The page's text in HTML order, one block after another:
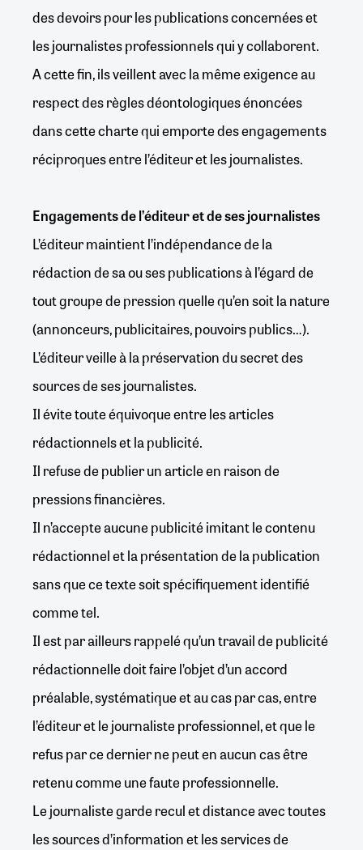
des devoirs pour les publications concernées et
les journalistes professionnels qui y collaborent.
A cette fin, ils veillent avec la même exigence au
respect des règles déontologiques énoncées
dans cette charte qui emporte des engagements
réciproques entre l’éditeur et les journalistes.
Engagements de l’éditeur et de ses journalistes
L’éditeur maintient l’indépendance de la
rédaction de sa ou ses publications à l’égard de
tout groupe de pression quelle qu’en soit la nature
(annonceurs, publicitaires, pouvoirs publics…).
L’éditeur veille à la préservation du secret des
sources de ses journalistes.
Il évite toute équivoque entre les articles
rédactionnels et la publicité.
Il refuse de publier un article en raison de
pressions financières.
Il n’accepte aucune publicité imitant le contenu
rédactionnel et la présentation de la publication
sans que ce texte soit spécifiquement identifié
comme tel.
Il est par ailleurs rappelé qu’un travail de publicité
rédactionnelle doit faire l’objet d’un accord
préalable, systématique et au cas par cas, entre
l’éditeur et le journaliste professionnel, et que le
refus par ce dernier ne peut en aucun cas être
retenu comme une faute professionnelle.
Le journaliste garde recul et distance avec toutes
les sources d’information et les services de